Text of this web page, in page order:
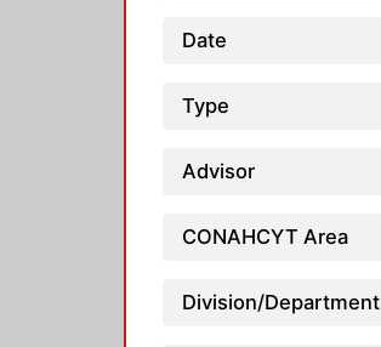
Date
Type
Advisor
CONAHCYT Area
Division/Department